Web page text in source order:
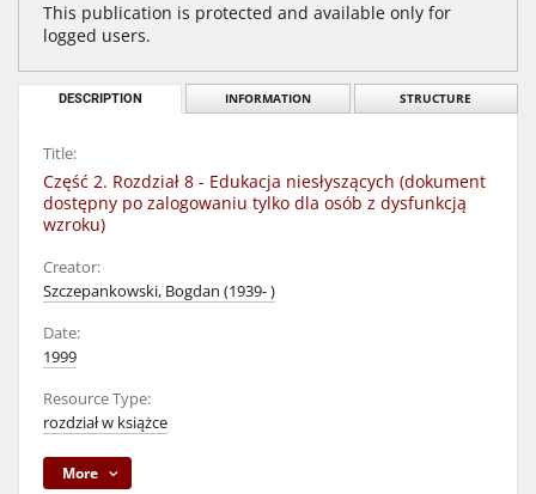
This publication is protected and available only for
logged users.
DESCRIPTION INFORMATION STRUCTURE
Title:
Część 2. Rozdział 8 - Edukacja niesłyszących (dokument
dostępny po zalogowaniu tylko dla osób z dysfunkcją
wzroku)
Creator:
Szczepankowski, Bogdan (1939- )
Date:
1999
Resource Type:
rozdział w książce
More